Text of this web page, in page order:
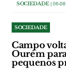
SOCIEDADE| 06-
SOCIEDADE
Campo
Ourém
pequenos